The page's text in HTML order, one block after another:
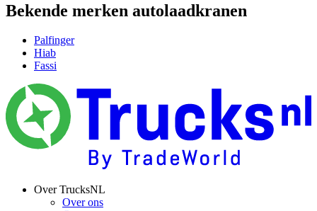
Bekende merken autolaadkranen
Palfinger
Hiab
Fassi
Over TrucksNL
Over ons